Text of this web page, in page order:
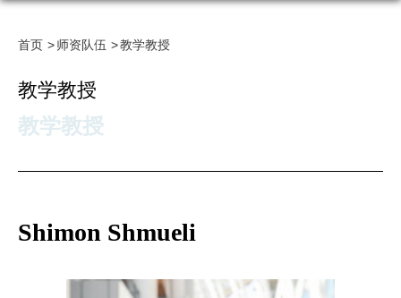
首页 师资队伍 教学教授
教学教授
教学教授
Shimon Shmueli